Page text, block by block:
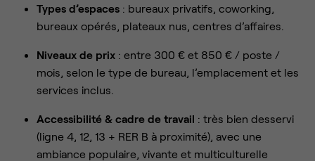
Types d’espaces : bureaux privatifs, coworking,
bureaux opérés, plateaux nus, centres d’affaires.
Niveaux de prix : entre 300 € et 850 € / poste /
mois, selon le type de bureau, l’emplacement et les
services inclus.
Accessibilité & cadre de travail : très bien desservi
(ligne 4, 12, 13 + RER B à proximité), avec une
ambiance populaire, vivante et multiculturelle